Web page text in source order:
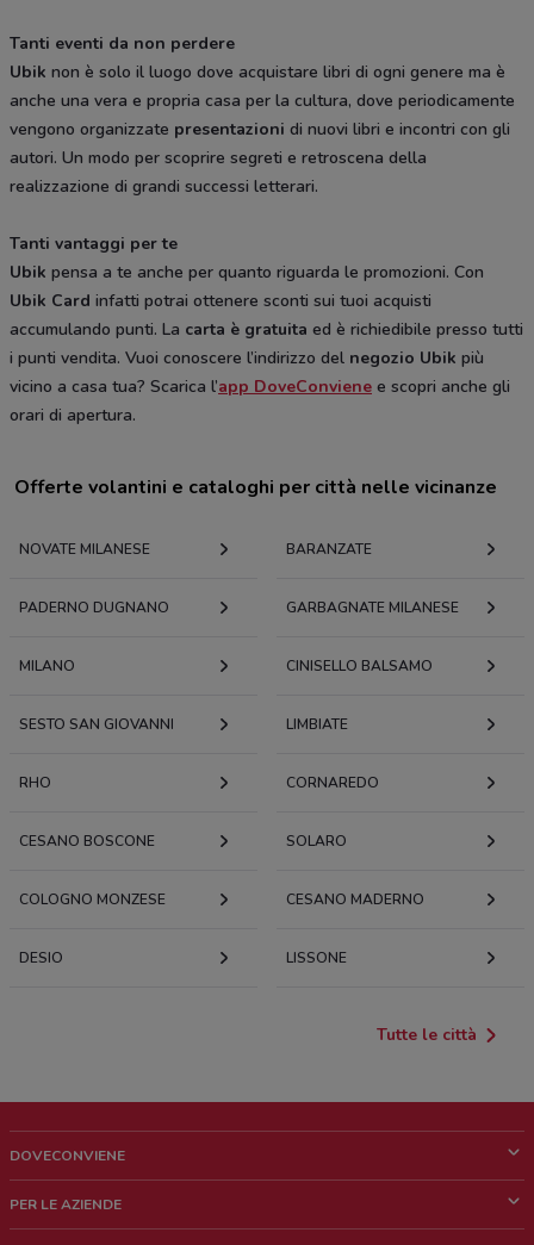
Tanti eventi da non perdere
Ubik non è solo il luogo dove acquistare libri di ogni genere ma è
anche una vera e propria casa per la cultura, dove periodicamente
vengono organizzate presentazioni di nuovi libri e incontri con gli
autori. Un modo per scoprire segreti e retroscena della
realizzazione di grandi successi letterari.
Tanti vantaggi per te
Ubik pensa a te anche per quanto riguarda le promozioni. Con
Ubik Card infatti potrai ottenere sconti sui tuoi acquisti
accumulando punti. La carta è gratuita ed è richiedibile presso tutti
i punti vendita. Vuoi conoscere l’indirizzo del negozio Ubik più
vicino a casa tua? Scarica l’app DoveConviene e scopri anche gli
orari di apertura.
Offerte volantini e cataloghi per città nelle vicinanze
NOVATE MILANESE BARANZATE
PADERNO DUGNANO GARBAGNATE MILANESE
MILANO CINISELLO BALSAMO
SESTO SAN GIOVANNI LIMBIATE
RHO CORNAREDO
CESANO BOSCONE SOLARO
COLOGNO MONZESE CESANO MADERNO
DESIO LISSONE
Tutte le città
DOVECONVIENE
Chi siamo
PER LE AZIENDE